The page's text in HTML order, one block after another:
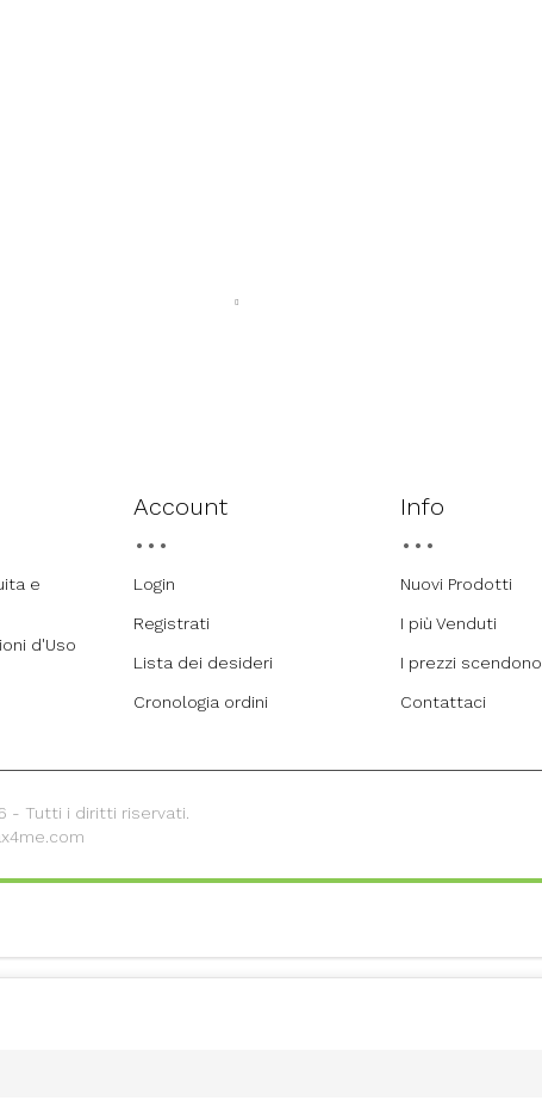
e
d'Uso
Account
Login
Registrati
Lista dei desideri
Cronologia ordini
Info
Nuovi Prodotti
I più Venduti
I prezzi scendono
Contattaci
- Tutti i diritti riservati.